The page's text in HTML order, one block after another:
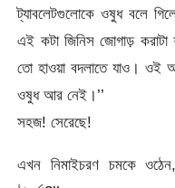
ট্যাবলেটগুলোকে ওষুধ বলে
এই কটা জিনিস জোগাড়
তো হাওয়া বদলাতে যাও। ওই
ওষুধ আর নেই।’’
সহজ! সেরেছে!
এখন নিমাইচরণ চমকে